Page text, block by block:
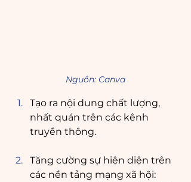
Nguồn: Canva
Tạo ra nội dung chất lượng,
nhất quán trên các kênh
truyền thông.
Tăng cường sự hiện diện trên
các nền tảng mạng xã hội: